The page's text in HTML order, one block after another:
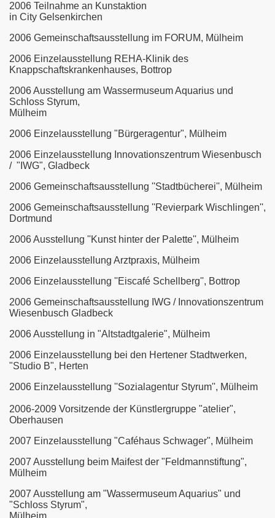
2006 Teilnahme an Kunstaktion
in City Gelsenkirchen
2006 Gemeinschaftsausstellung im FORUM, Mülheim
2006 Einzelausstellung REHA-Klinik des
Knappschaftskrankenhauses, Bottrop
2006 Ausstellung am Wassermuseum Aquarius und
Schloss Styrum,
Mülheim
2006 Einzelausstellung "Bürgeragentur", Mülheim
2006 Einzelausstellung Innovationszentrum Wiesenbusch
/ "IWG", Gladbeck
2006 Gemeinschaftsausstellung ''Stadtbücherei'', Mülheim
2006 Gemeinschaftsausstellung ''Revierpark Wischlingen'',
Dortmund
2006Ausstellung ''Kunst hinter der Palette'', Mülheim
2006 Einzelausstellung Arztpraxis, Mülheim
2006 Einzelausstellung ''Eiscafé Schellberg'', Bottrop
2006 Gemeinschaftsausstellung IWG / Innovationszentrum
Wiesenbusch Gladbeck
2006Ausstellung in "Altstadtgalerie", Mülheim
2006 Einzelausstellung bei den Hertener Stadtwerken,
"Studio B", Herten
2006 Einzelausstellung ''Sozialagentur Styrum'', Mülheim
2006-2009 Vorsitzende der Künstlergruppe "atelier",
Oberhausen
2007 Einzelausstellung "Caféhaus Schwager", Mülheim
2007 Ausstellung beim Maifest der "Feldmannstiftung",
Mülheim
2007 Ausstellung am "Wassermuseum Aquarius" und
"Schloss Styrum",
Mülheim